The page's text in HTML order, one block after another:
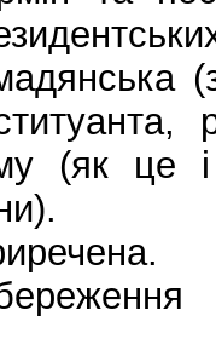
(як це і